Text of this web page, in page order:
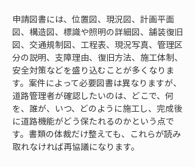
申請図書には、位置図、現況図、計画平面
図、構造図、標識や照明の詳細図、舗装復旧
図、交通規制図、工程表、現況写真、管理区
分の説明、支障理由、復旧方法、施工体制、
安全対策などを盛り込むことが多くなりま
す。案件によって必要図書は異なりますが、
道路管理者が確認したいのは、どこで、何
を、誰が、いつ、どのように施工し、完成後
に道路機能がどう保たれるのかという点で
す。書類の体裁だけ整えても、これらが読み
取れなければ再協議になります。